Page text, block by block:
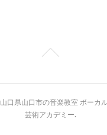
山口県山口市の音楽教室 ボーカ
芸術アカデミー.